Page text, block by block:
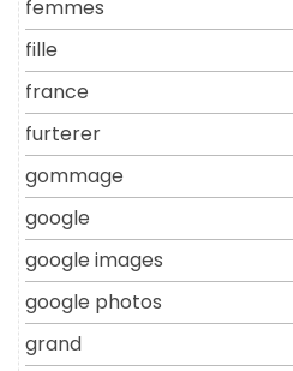
femmes
fille
france
furterer
gommage
google
google images
google photos
grand